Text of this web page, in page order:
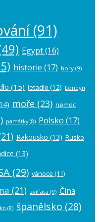
(91)
Egypt(16)
historie (17) hory (9)
(15) letadlo (12) Londýn
moře (23) nemoc
památky(8) Polsko (17)
Rakousko (13) Rusko
(13)
(29) vánoce (11)
(21) zvířata (9) Čína
(8) španělsko (28)